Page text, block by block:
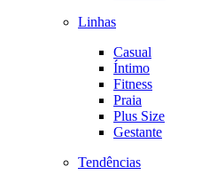
Linhas
Casual
Íntimo
Fitness
Praia
Plus Size
Gestante
Tendências